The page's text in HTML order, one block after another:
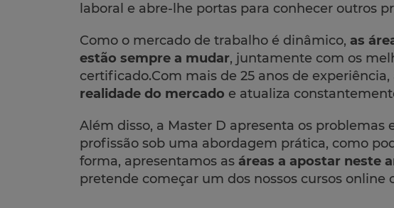
laboral e abre-lhe portas para conhecer outros
Como o mercado de trabalho é dinâmico, as
estão sempre a mudar, juntamente com os
certificado.Com mais de 25 anos de
realidade do mercado e atualiza
Além disso, a Master D apresenta os problemas
profissão sob uma abordagem prática, como
forma, apresentamos as áreas a apostar neste
pretende começar um dos nossos cursos online